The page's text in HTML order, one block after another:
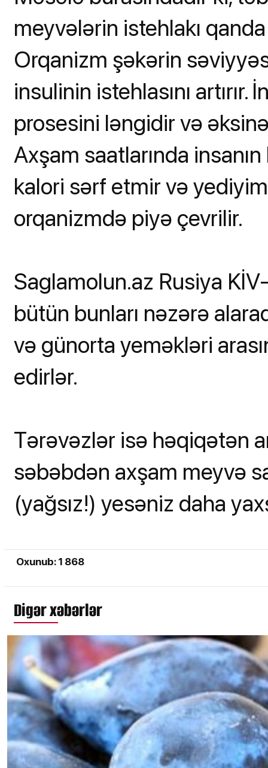
meyvələrin istehlakı
Orqanizm şəkərin
insulinin istehlasını
prosesini ləngidir və
Axşam saatlarında
kalori sərf etmir və
orqanizmdə piyə çevrilir.
Saglamolun.az Rusiya
bütün bunları nəzərə
və günorta yeməkləri
edirlər.
Tərəvəzlər isə həqiqətən
səbəbdən axşam meyvə
(yağsız!) yesəniz daha
Oxunub: 1 868
Digər xəbərlər